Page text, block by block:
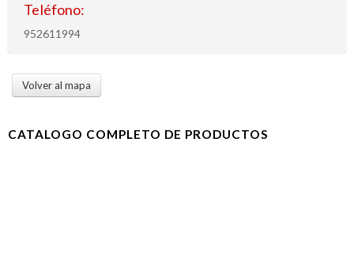
Teléfono:
952611994
Volver al mapa
CATALOGO COMPLETO DE PRODUCTOS